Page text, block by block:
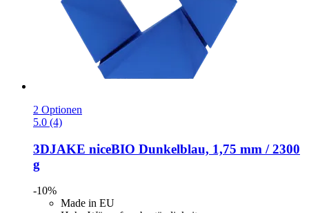
2 Optionen
5.0 (4)
3DJAKE niceBIO Dunkelblau, 1,75 mm / 2300
g
-10%
Made in EU